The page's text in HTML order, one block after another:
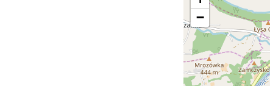
−